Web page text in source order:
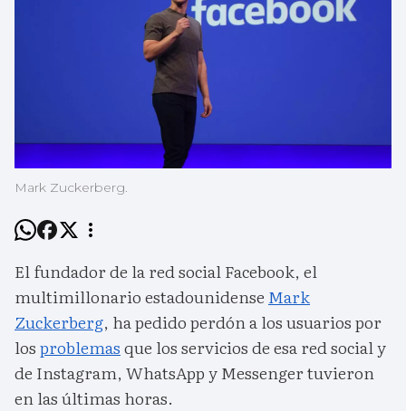
Mark Zuckerberg.
El fundador de la red social Facebook, el
multimillonario estadounidense Mark
Zuckerberg, ha pedido perdón a los usuarios por
losproblemasque los servicios de esa red social y
de Instagram, WhatsApp y Messenger tuvieron
en las últimas horas.